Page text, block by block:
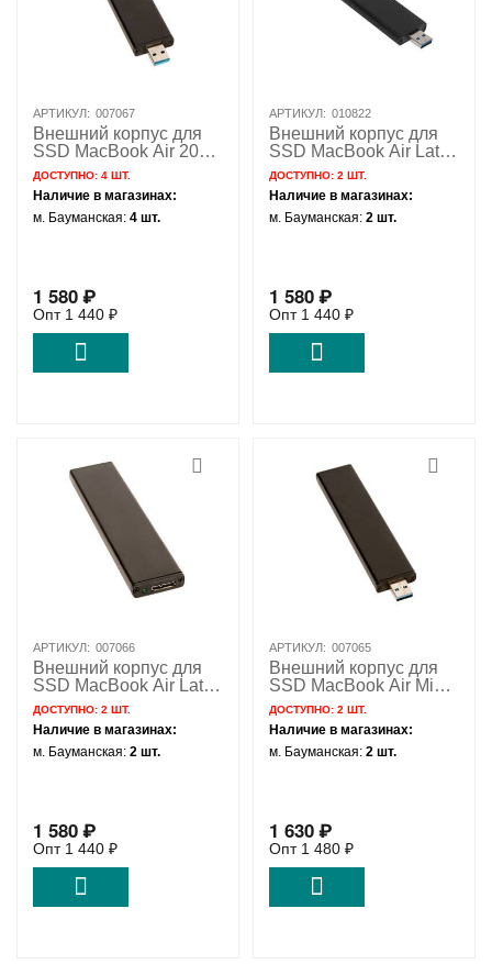
АРТИКУЛ: 007067
Внешний корпус для
SSD MacBook Air 2010
2011 с USB 3.1 / NFHK
N-2011U
ДОСТУПНО:4 ШТ.
Наличие в магазинах:
м. Бауманская:4 шт.
1 580₽
Опт 1 440 ₽
АРТИКУЛ: 010822
Внешний корпус для
SSD MacBook Air Late
2010 Mid 2011 с
разъемом USB 3.1 /
NFHK N-2010U
ДОСТУПНО:2 ШТ.
Наличие в магазинах:
м. Бауманская:2 шт.
1 580₽
Опт 1 440 ₽
АРТИКУЛ: 007066
Внешний корпус для
SSD MacBook Air Late
2010 Mid 2011 с
разъемом USB 3.1
Micro-B - USB 3.1 / N-
30A5
ДОСТУПНО:2 ШТ.
Наличие в магазинах:
м. Бауманская:2 шт.
1 580₽
Опт 1 440 ₽
АРТИКУЛ: 007065
Внешний корпус для
SSD MacBook Air Mid
2012 с разъемом USB
3.1 / NFHK N-2012U
ДОСТУПНО:2 ШТ.
Наличие в магазинах:
м. Бауманская:2 шт.
1 630₽
Опт 1 480 ₽